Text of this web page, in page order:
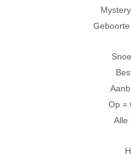
Op =
Alle